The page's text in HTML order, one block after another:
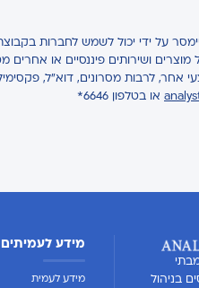
על ידי יכול לשמש לחברות
מוצרים ושירותים פיננסיים או
אחר, לרבות מסרונים, דוא"ל,
או בטלפון 6646*
בניהול
מידע לעמיתים
מידע לעמית